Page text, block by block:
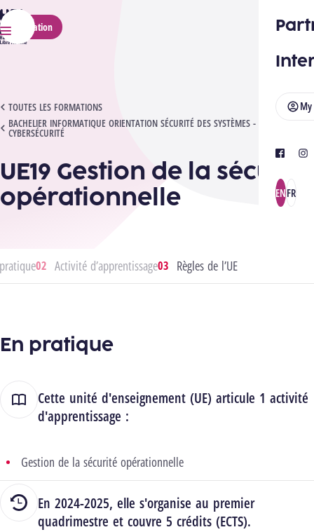
HELMo
Menu
My
facebook
ENFR
Application
TOUTES LES FORMATIONS
BACHELIER INFORMATIQUE ORIENTATION SÉCURITÉ DES SYSTÈMES -
CYBERSÉCURITÉ
UE19 GESTION DE LA SÉCURITÉ OPÉRATIONNELLE
UE19 Gestion de la sécurité
opérationnelle
Activité d’apprentissage Règles de l’UE
En pratique
Cette unité d'enseignement (UE) articule 1 activité
d'apprentissage :
Gestion de la sécurité opérationnelle
En 2024-2025, elle s'organise au premier
quadrimestre et couvre 5 crédits (ECTS).